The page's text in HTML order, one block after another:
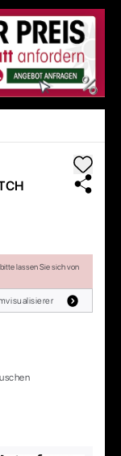
lassen Sie sich von